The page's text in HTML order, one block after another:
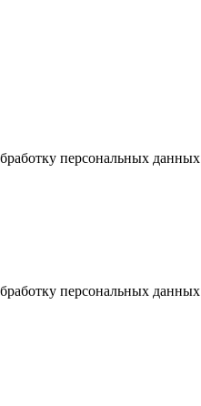
персональных данных
персональных данных